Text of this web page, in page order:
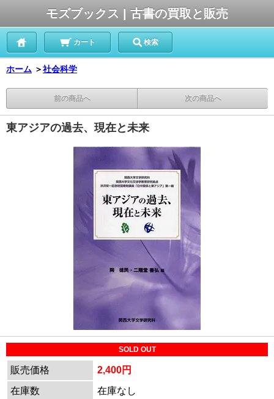
モズブックス | 古書の買取と販売
カート 検索
ホーム ＞社会科学
前の商品へ 次の商品へ
東アジアの過去、現在と未来
SOLD OUT
販売価格
2,400円
在庫数
在庫なし